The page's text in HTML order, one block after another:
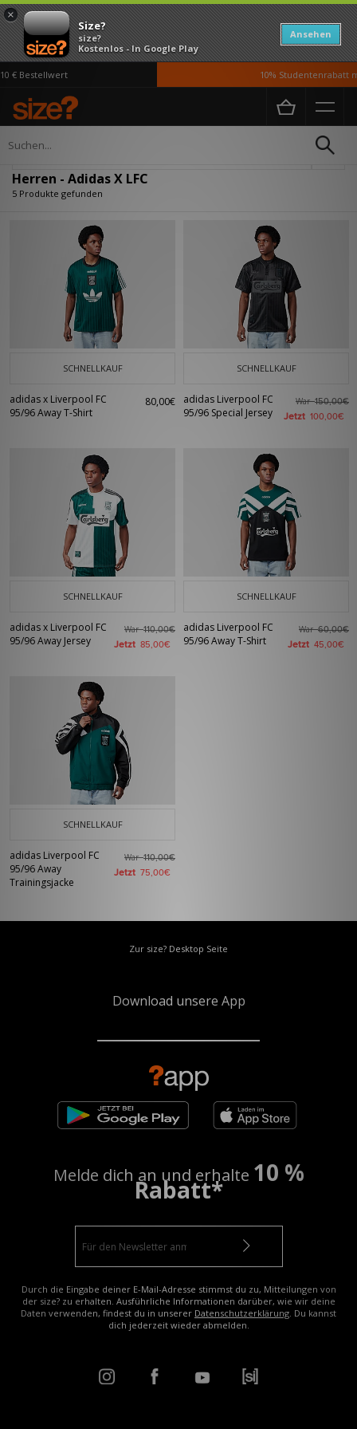
×
Size?
size?
Kostenlos - In Google Play
Ansehen
€ Bestellwert 10% Studentenrabatt
Home Herren
Herren - Adidas X LFC
5 Produkte gefunden
SCHNELLKAUF
adidas x Liverpool FC
95/96 Away T-Shirt
80,00€
SCHNELLKAUF
adidas Liverpool FC
95/96 Special Jersey
War150,00€
Jetzt 100,00€
SCHNELLKAUF
adidas x Liverpool FC
95/96 Away Jersey
War110,00€
Jetzt 85,00€
SCHNELLKAUF
adidas Liverpool FC
95/96 Away T-Shirt
War60,00€
Jetzt 45,00€
SCHNELLKAUF
adidas Liverpool FC
95/96 Away
Trainingsjacke
War110,00€
Jetzt 75,00€
Zur size? Desktop Seite
Download unsere App
Melde dich an und erhalte 10 %
Rabatt*
Durch die Eingabe deiner E-Mail-Adresse stimmst du zu, Mitteilungen von
der size? zu erhalten. Ausführliche Informationen darüber, wie wir deine
Daten verwenden, findest du in unserer Datenschutzerklärung. Du kannst
dich jederzeit wieder abmelden.